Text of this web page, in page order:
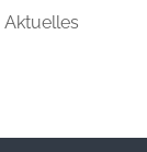
Aktuelles